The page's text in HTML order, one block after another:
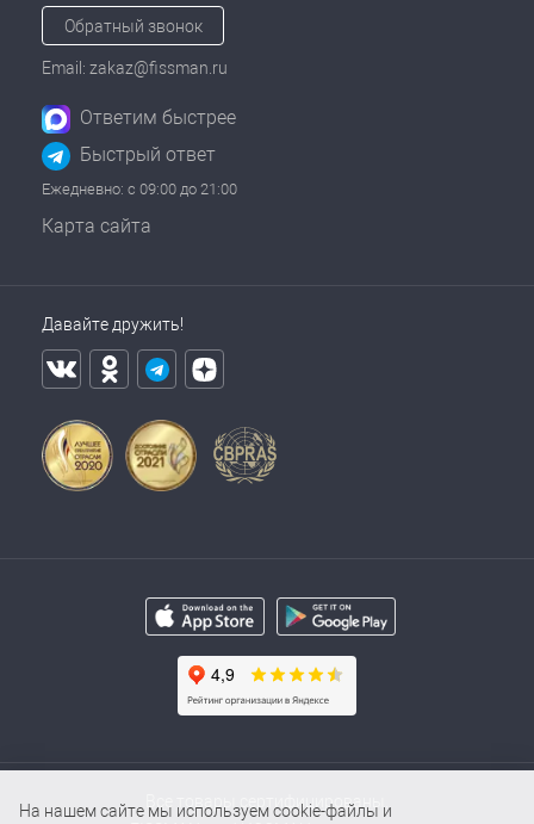
Обратный звонок
Email: zakaz@fissman.ru
Ответим быстрее
Быстрый ответ
Ежедневно: с 09:00 до 21:00
Карта сайта
Давайте дружить!
Все товары сертифицированы.
На нашем сайте мы используем cookie-файлы и